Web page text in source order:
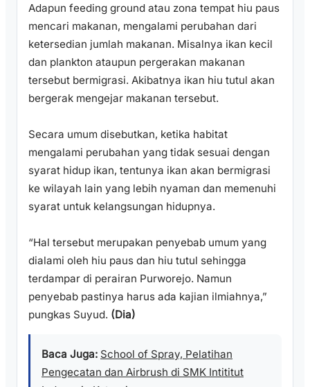
Adapun feeding ground atau zona tempat hiu paus
mencari makanan, mengalami perubahan dari
ketersedian jumlah makanan. Misalnya ikan kecil
dan plankton ataupun pergerakan makanan
tersebut bermigrasi. Akibatnya ikan hiu tutul akan
bergerak mengejar makanan tersebut.
Secara umum disebutkan, ketika habitat
mengalami perubahan yang tidak sesuai dengan
syarat hidup ikan, tentunya ikan akan bermigrasi
ke wilayah lain yang lebih nyaman dan memenuhi
syarat untuk kelangsungan hidupnya.
“Hal tersebut merupakan penyebab umum yang
dialami oleh hiu paus dan hiu tutul sehingga
terdampar di perairan Purworejo. Namun
penyebab pastinya harus ada kajian ilmiahnya,”
pungkas Suyud. (Dia)
Baca Juga: School of Spray, Pelatihan
Pengecatan dan Airbrush di SMK Intititut